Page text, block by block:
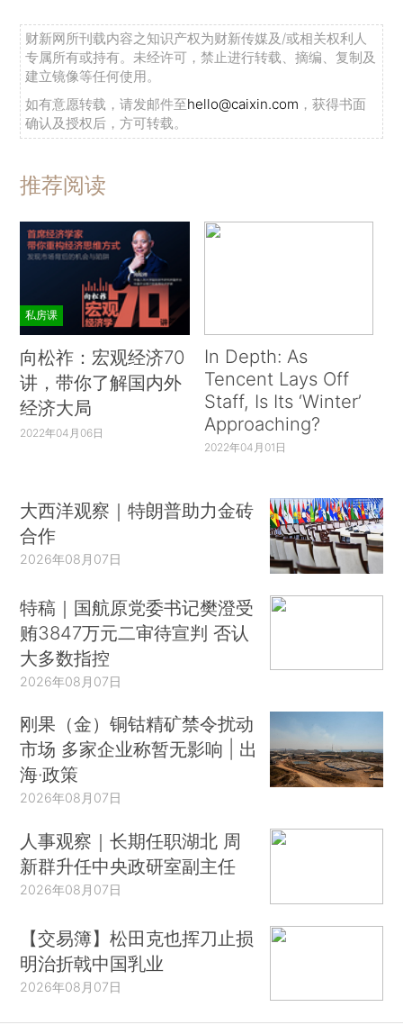
财新网所刊载内容之知识产权为财新传媒及/或相关权利人
专属所有或持有。未经许可，禁止进行转载、摘编、复制及
建立镜像等任何使用。
如有意愿转载，请发邮件至hello@caixin.com ，获得书面
确认及授权后，方可转载。
推荐阅读
私房课
向松祚：宏观经济70
讲，带你了解国内外
经济大局
2022年04月06日
In Depth: As
Tencent Lays Off
Staff, Is Its ‘Winter’
Approaching?
2022年04月01日
大西洋观察｜特朗普助力金砖
合作
2026年08月07日
特稿｜国航原党委书记樊澄受
贿3847万元二审待宣判 否认
大多数指控
2026年08月07日
刚果（金）铜钴精矿禁令扰动
市场 多家企业称暂无影响 | 出
海·政策
2026年08月07日
人事观察｜长期任职湖北 周
新群升任中央政研室副主任
2026年08月07日
【交易簿】松田克也挥刀止损
明治折戟中国乳业
2026年08月07日